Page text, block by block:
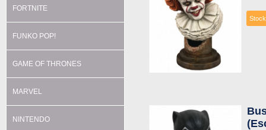
FORTNITE
FUNKO POP!
GAME OF THRONES
MARVEL
NINTENDO